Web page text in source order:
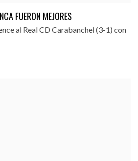
FUERON MEJORES
al Real CD Carabanchel (3-1) con